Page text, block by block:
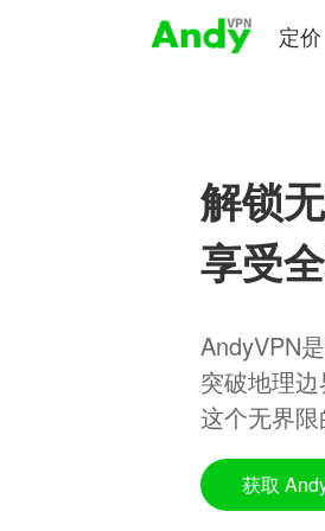
定价
解锁
享受
AndyVPN
突破地理
这个无界限
获取